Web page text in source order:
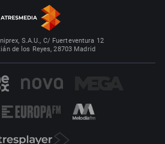
S.A.U., C/ Fuerteventura 12
de los Reyes, 28703 Madrid